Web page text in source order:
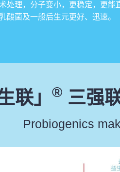
处理，分子变小，更稳定，更
酸菌及一般后生元更好、迅速。
联」 ® 三强
Probiogenics